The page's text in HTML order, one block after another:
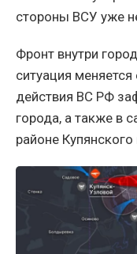
стороны ВСУ уже
Фронт внутри
ситуация
действия ВС РФ
города, а также в
районе